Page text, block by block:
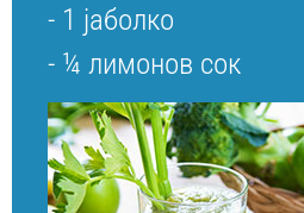
- 1 јаболко
- ¼ лимонов сок